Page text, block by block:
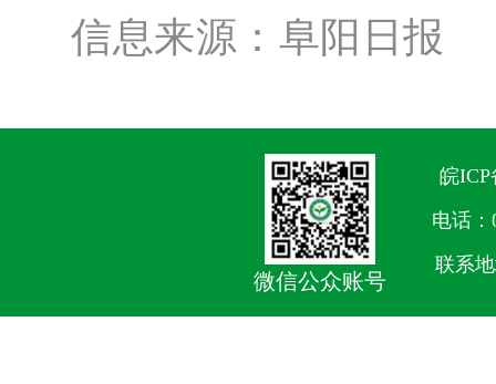
信息来源：阜阳日报
微信公众账号
皖ICP
电话：
联系